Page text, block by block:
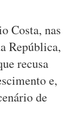
Costa, nas
República,
recusa
e,
de